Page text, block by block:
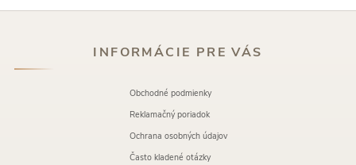
INFORMÁCIE PRE VÁS
Obchodné podmienky
Reklamačný poriadok
Ochrana osobných údajov
Často kladené otázky